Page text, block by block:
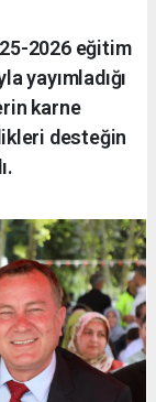
2026 eğitim
yayımladığı
karne
desteğin